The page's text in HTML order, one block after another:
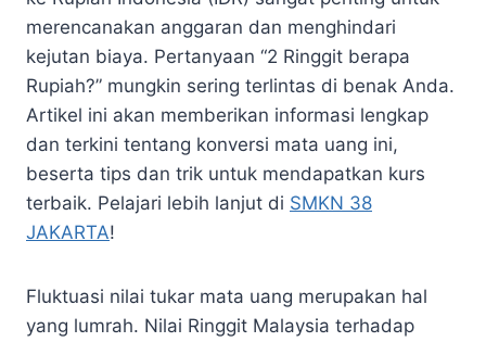
merencanakan anggaran dan menghindari
kejutan biaya. Pertanyaan “2 Ringgit berapa
Rupiah?” mungkin sering terlintas di benak Anda.
Artikel ini akan memberikan informasi lengkap
dan terkini tentang konversi mata uang ini,
beserta tips dan trik untuk mendapatkan kurs
terbaik. Pelajari lebih lanjut di SMKN 38
JAKARTA!
Fluktuasi nilai tukar mata uang merupakan hal
yang lumrah. Nilai Ringgit Malaysia terhadap